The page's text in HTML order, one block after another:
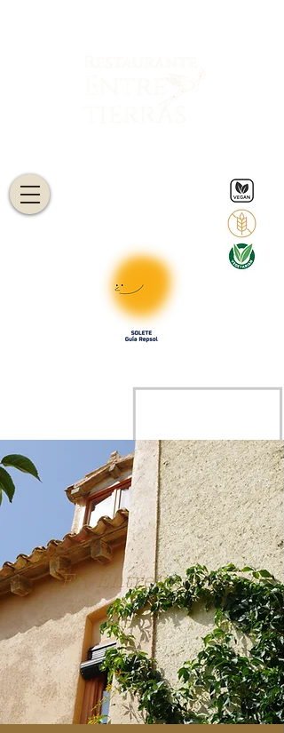
En Entretierras